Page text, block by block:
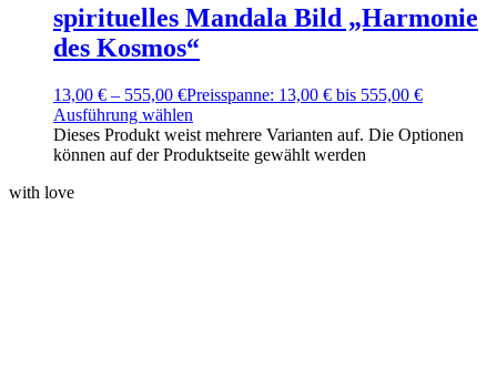
spirituelles Mandala Bild „Harmonie
des Kosmos“
13,00 € – 555,00 €Preisspanne: 13,00 € bis 555,00 €
Ausführung wählen
Dieses Produkt weist mehrere Varianten auf. Die Optionen
können auf der Produktseite gewählt werden
with love